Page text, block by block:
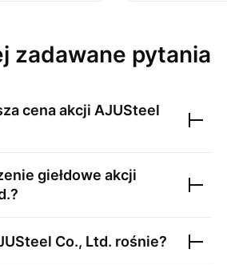
zadawane pytania
cena akcji AJUSteel
giełdowe akcji
?
Co., Ltd. rośnie?